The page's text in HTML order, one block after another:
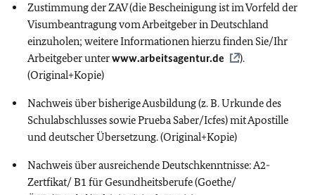
Zustimmung der ZAV (die Bescheinigung ist im Vorfeld der
Visumbeantragung vom Arbeitgeber in Deutschland
einzuholen; weitere Informationen hierzu finden Sie/Ihr
Arbeitgeber unterwww.arbeitsagentur.de
).
(Original+Kopie)
Nachweis über bisherige Ausbildung (z. B. Urkunde des
Schulabschlusses sowie Prueba Saber/Icfes) mit Apostille
und deutscher Übersetzung. (Original+Kopie)
Nachweis über ausreichende Deutschkenntnisse: A2-
Zertfikat/ B1 für Gesundheitsberufe (Goethe/